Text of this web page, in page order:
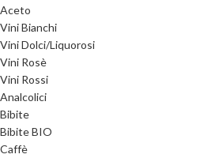
Aceto
Vini Bianchi
Vini Dolci/Liquorosi
Vini Rosè
Vini Rossi
Analcolici
Bibite
Bibite BIO
Caffè